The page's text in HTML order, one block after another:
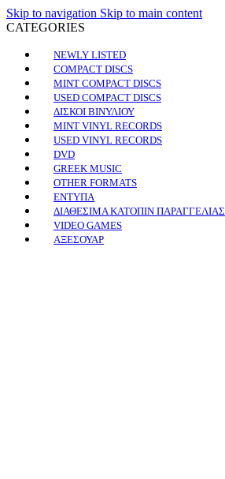
Skip to navigation Skip to main content
CATEGORIES
NEWLY LISTED
COMPACT DISCS
MINT COMPACT DISCS
USED COMPACT DISCS
ΔΙΣΚΟΙ ΒΙΝΥΛΙΟΥ
MINT VINYL RECORDS
USED VINYL RECORDS
DVD
GREEK MUSIC
OTHER FORMATS
ΕΝΤΥΠΑ
ΔΙΑΘΕΣΙΜΑ ΚΑΤΟΠΙΝ ΠΑΡΑΓΓΕΛΙΑΣ
VIDEO GAMES
ΑΞΕΣΟΥΑΡ